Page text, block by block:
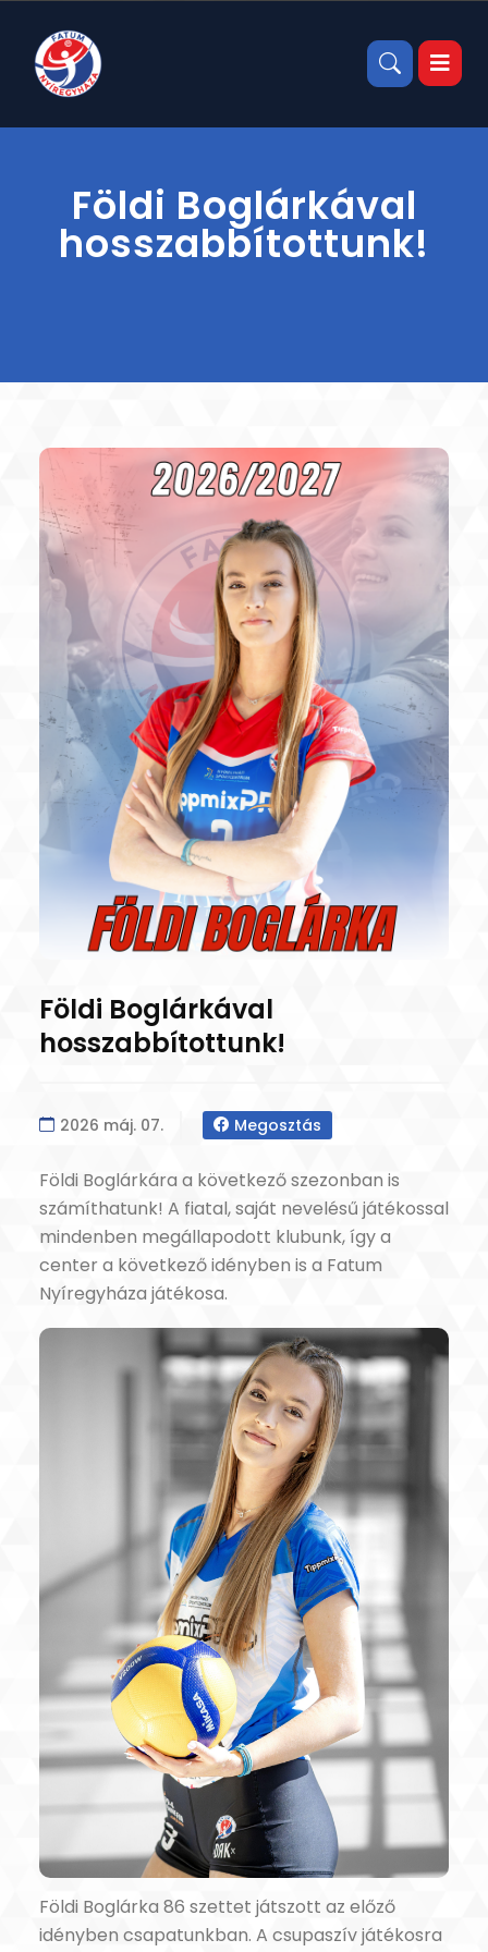
Földi Boglárkával
hosszabbítottunk!
Földi Boglárkával
hosszabbítottunk!
2026 máj. 07. Megosztás
Földi Boglárkára a következő szezonban is
számíthatunk! A fiatal, saját nevelésű játékossal
mindenben megállapodott klubunk, így a
center a következő idényben is a Fatum
Nyíregyháza játékosa.
Földi Boglárka 86 szettet játszott az előző
idényben csapatunkban. A csupaszív játékosra